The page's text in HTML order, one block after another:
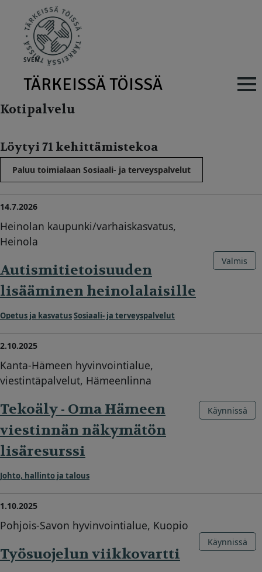
SVEN
TÄRKEISSÄ TÖISSÄ Main
Kotipalvelu
Löytyi 71 kehittämistekoa
Paluu toimialaan Sosiaali- ja terveyspalvelut
14.7.2026
Heinolan kaupunki/varhaiskasvatus,
Heinola
Autismitietoisuuden
lisääminen heinolalaisille
Opetus ja kasvatusSosiaali- ja terveyspalvelut
Valmis
2.10.2025
Kanta-Hämeen hyvinvointialue,
viestintäpalvelut, Hämeenlinna
Tekoäly - Oma Hämeen
viestinnän näkymätön
lisäresurssi
Johto, hallinto ja talous
Käynnissä
1.10.2025
Pohjois-Savon hyvinvointialue, Kuopio
Työsuojelun viikkovartti
Käynnissä